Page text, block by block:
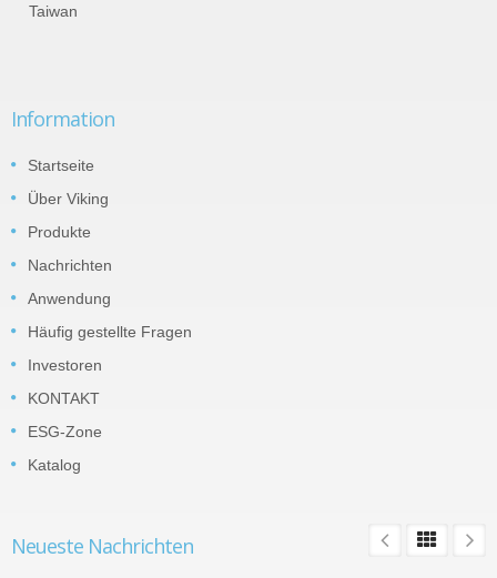
Taiwan
Information
Startseite
Über Viking
Produkte
Nachrichten
Anwendung
Häufig gestellte Fragen
Investoren
KONTAKT
ESG-Zone
Katalog
Neueste Nachrichten